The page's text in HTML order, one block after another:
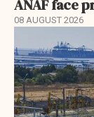
ANAF face
08 AUGUST 2026